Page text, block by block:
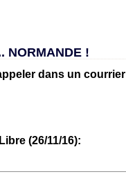
NORMANDE !
dans un courrier
(26/11/16):